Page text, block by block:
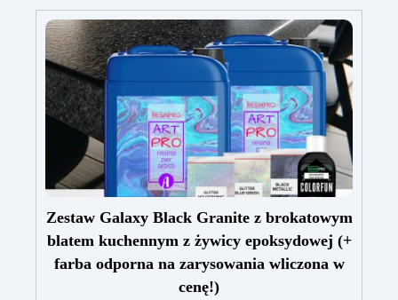
Zestaw Galaxy Black Granite z brokatowym
blatem kuchennym z żywicy epoksydowej (+
farba odporna na zarysowania wliczona w
cenę!)